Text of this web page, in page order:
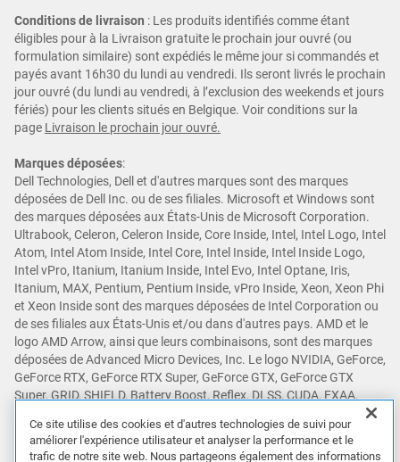
Conditions de livraison : Les produits identifiés comme étant
éligibles pour à la Livraison gratuite le prochain jour ouvré (ou
formulation similaire) sont expédiés le même jour si commandés et
payés avant 16h30 du lundi au vendredi. Ils seront livrés le prochain
jour ouvré (du lundi au vendredi, à l’exclusion des weekends et jours
fériés) pour les clients situés en Belgique. Voir conditions sur la
page Livraison le prochain jour ouvré.
Marques déposées:
Dell Technologies, Dell et d'autres marques sont des marques
déposées de Dell Inc. ou de ses filiales. Microsoft et Windows sont
des marques déposées aux États-Unis de Microsoft Corporation.
Ultrabook, Celeron, Celeron Inside, Core Inside, Intel, Intel Logo, Intel
Atom, Intel Atom Inside, Intel Core, Intel Inside, Intel Inside Logo,
Intel vPro, Itanium, Itanium Inside, Intel Evo, Intel Optane, Iris,
Itanium, MAX, Pentium, Pentium Inside, vPro Inside, Xeon, Xeon Phi
et Xeon Inside sont des marques déposées de Intel Corporation ou
de ses filiales aux États-Unis et/ou dans d'autres pays. AMD et le
logo AMD Arrow, ainsi que leurs combinaisons, sont des marques
déposées de Advanced Micro Devices, Inc. Le logo NVIDIA, GeForce,
GeForce RTX, GeForce RTX Super, GeForce GTX, GeForce GTX
Super, GRID, SHIELD, Battery Boost, Reflex, DLSS, CUDA, FXAA,
GameStream, G-SYNC, G-SYNC Ultimate, NVLINK, ShadowPlay, SLI,
TXAA, PhysX, GeForce Experience, GeForce NOW, Maxwell, Pascal
et Turing sont des marques et/ou des marques déposées de NVIDIA
Ce site utilise des cookies et d'autres technologies de suivi pour
améliorer l'expérience utilisateur et analyser la performance et le
trafic de notre site web. Nous partageons également des informations